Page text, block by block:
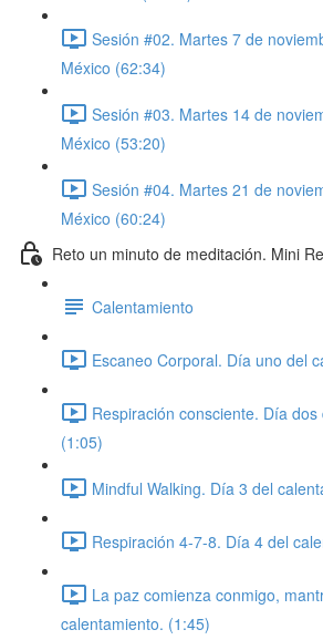
Sesión #02. Martes 7 de
México (62:34)
Sesión #03. Martes 14 de
México (53:20)
Sesión #04. Martes 21 de
México (60:24)
Reto un minuto de meditación. Mini
Calentamiento
Escaneo Corporal. Día uno del
Respiración consciente. Día
(1:05)
Mindful Walking. Día 3 del
Respiración 4-7-8. Día 4 del
La paz comienza conmigo,
calentamiento. (1:45)